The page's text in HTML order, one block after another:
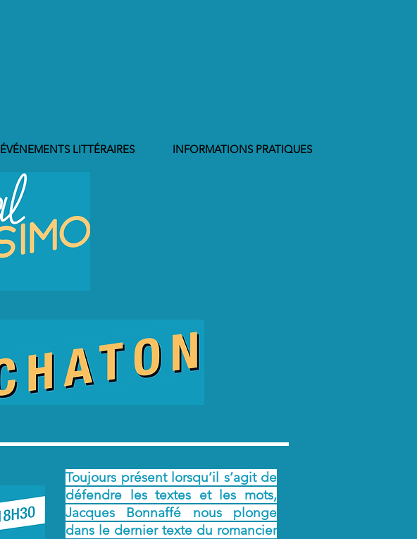
ÉVÉNEMENTS LITTÉRAIRES INFORMATIONS PRATIQUES
Toujours présent lorsqu’il s’agit de
défendre les textes et les mots,
Jacques Bonnaffé nous plonge
dans le dernier texte du romancier